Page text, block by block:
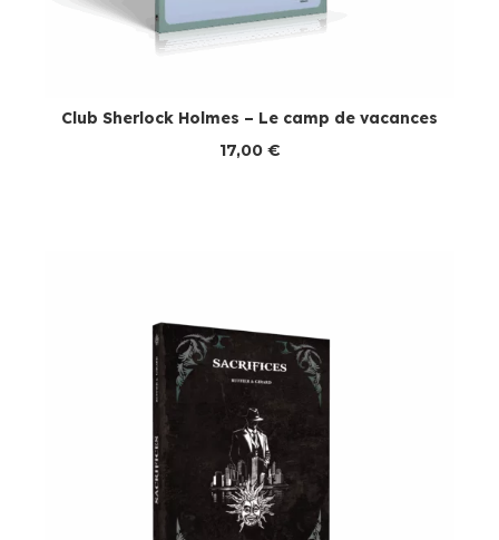
Club Sherlock Holmes – Le camp de vacances
17,00 €